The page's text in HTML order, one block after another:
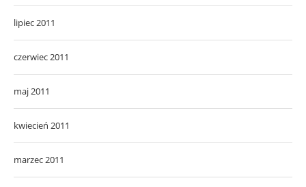
lipiec 2011
czerwiec 2011
maj 2011
kwiecień 2011
marzec 2011